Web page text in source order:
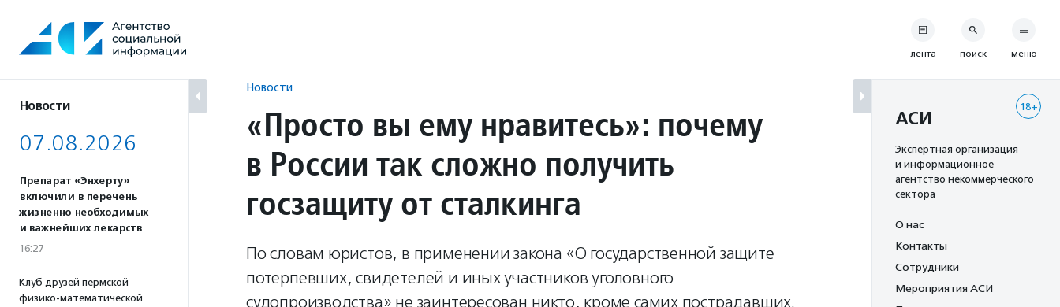
содержанию
Новости
07.08.2026
Препарат «Энхерту»
включили в перечень
жизненно необходимых
и важнейших лекарств
16:27
Клуб друзей пермской
физико-математической
Новости
«Просто вы ему нравитесь»: почему
в России так сложно получить
госзащиту от сталкинга
По словам юристов, в применении закона «О государственной защите
потерпевших, свидетелей и иных участников уголовного
судопроизводства» не заинтересован никто, кроме самих пострадавших.
лента поиск меню
18+
АСИ
Экспертная организация
и информационное
агентство некоммерческого
сектора
О нас
Контакты
Сотрудники
Мероприятия АСИ